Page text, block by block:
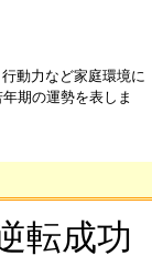
動力など家庭環境に
期の運勢を表しま
転成功